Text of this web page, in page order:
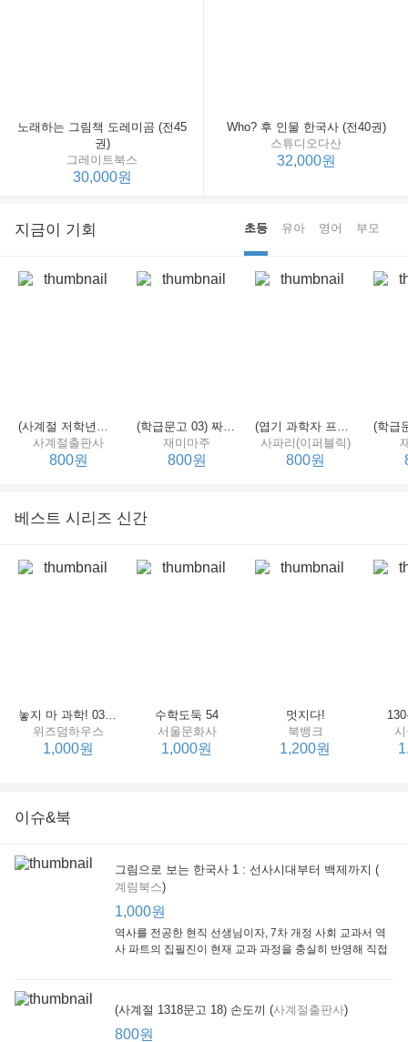
노래하는 그림책 도레미곰 (전45
권)
그레이트북스
30,000원
Who? 후 인물 한국사 (전40권)
스튜디오다산
32,000원
지금이 기회 초등 유아 영어 부모
(사계절 저학년문고 21) 선생님은 모르는 게 너무 많아
사계절출판사
800원
(학급문고 03) 짜장 짬뽕 탕수육
재미마주
800원
(엽기 과학자 프래니 01) 도시락 괴물이 나타났다
사파리(이퍼블릭)
800원
Little, Brown
1,000원
베스트 시리즈 신간
놓지 마 과학! 03 : 정신이 공룡에 정신 놓다
위즈덤하우스
1,000원
수학도둑 54
서울문화사
1,000원
멋지다!
북뱅크
1,200원
이슈&북
그림으로 보는 한국사 1 : 선사시대부터 백제까지 (
계림북스)
1,000원
역사를 전공한 현직 선생님이자, 7차 개정 사회 교과서 역
사 파트의 집필진이 현재 교과 과정을 충실히 반영해 직접
(사계절 1318문고 18) 손도끼 (사계절출판사)
800원